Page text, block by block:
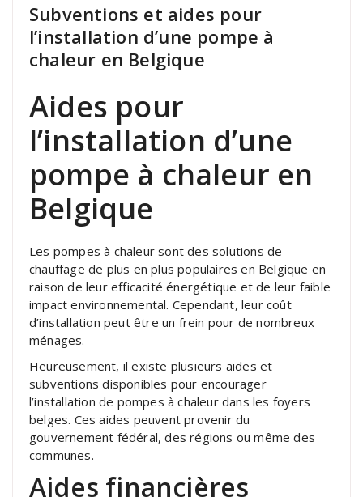
Subventions et aides pour
l’installation d’une pompe à
chaleur en Belgique
Aides pour
l’installation d’une
pompe à chaleur en
Belgique
Les pompes à chaleur sont des solutions de
chauffage de plus en plus populaires en Belgique en
raison de leur efficacité énergétique et de leur faible
impact environnemental. Cependant, leur coût
d’installation peut être un frein pour de nombreux
ménages.
Heureusement, il existe plusieurs aides et
subventions disponibles pour encourager
l’installation de pompes à chaleur dans les foyers
belges. Ces aides peuvent provenir du
gouvernement fédéral, des régions ou même des
communes.
Aides financières